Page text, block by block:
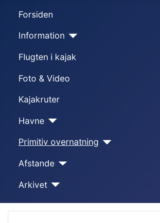
Forsiden
Information
Flugten i kajak
Foto & Video
Kajakruter
Havne
Primitiv overnatning
Afstande
Arkivet